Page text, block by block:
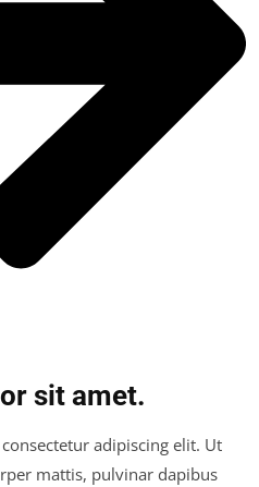
sit amet.
adipiscing elit. Ut
mattis, pulvinar dapibus